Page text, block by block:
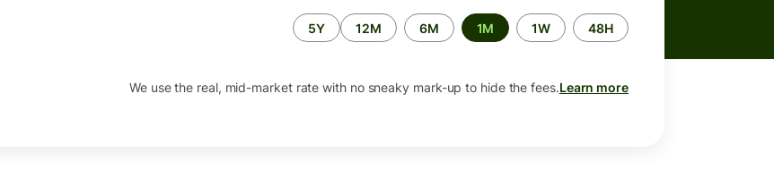
الفترة
الزمنية
48H
1W
1M
6M
12M
5Y
We use the real, mid-market rate with no sneaky mark-up to hide the fees.Learn more